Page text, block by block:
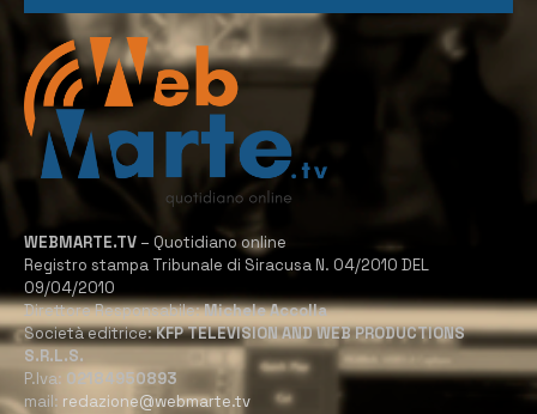
WEBMARTE.TV – Quotidiano online
Registro stampa Tribunale di Siracusa N. 04/2010 DEL
09/04/2010
Direttore Responsabile:Michele Accolla
Società editrice:KFP TELEVISION AND WEB PRODUCTIONS
S.R.L.S.
P.Iva: 02184950893
mail: redazione@webmarte.tv